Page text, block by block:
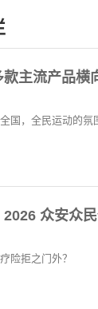
主流产品横
国，全民运动的氛
众安众
险拒之门外？